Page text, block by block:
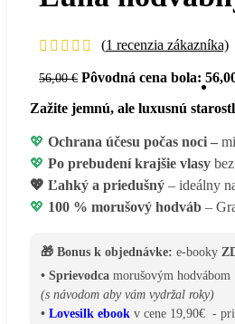
(1 recenzia zákazníka)
56,00€ Pôvodná cena bola:
Zažite jemnú, ale luxusnú
💖 Ochrana účesu počas noci –
💖 Po prebudení krajšie vlasy
💖 Ľahký a priedušný – ideálny
💖 100 % morušový hodváb –
🎁 Bonus k objednávke: e-booky
• Sprievodca morušovým hodvábom
(s návodom aby vám vydržal roky)
• Lovesilk ebook v cene 19,90€ -